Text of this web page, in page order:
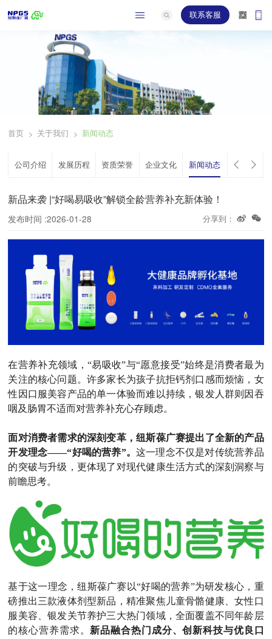
联系客服
首页 > 关于我们 > 新闻动态
公司介绍 发展历程 资质荣誉 企业文化 新闻动态
新品来袭 |“好喝易吸收”解锁全龄营养补充新体验！
发布时间 :2026-01-28 分享到：
在营养补充领域，“易吸收”与“愿意接受”始终是消费者最为
关注的核心问题。许多家长为孩子抗拒钙剂口感而烦恼，女
性因口服美容产品的单一体验而难以持续，银发人群则因吞
咽及肠胃不适而对营养补充心存顾虑。
面对消费者需求的深刻变革，纽斯葆广赛提出了全新的产品
开发理念——“好喝的营养”。 这一理念不仅是对传统营养品
的突破与升级，更体现了对现代健康生活方式的深刻洞察与
前瞻思考。
基于这一理念，纽斯葆广赛以“好喝的营养”为研发核心，重
磅推出三款液体剂型新品，精准聚焦儿童骨骼健康、女性口
服美容、银发关节养护三大热门领域，全面覆盖不同年龄层
的核心营养需求。 新品融合热门成分、创新科技与优良口